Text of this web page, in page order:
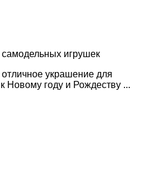
самодельных игрушек
украшение для
Новому году и Рождеству ...